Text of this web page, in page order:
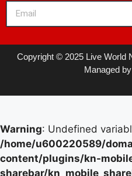
Copyright © 2025 Live World
Managed
Warning: Undefined
/home/u600220589/
content/plugins/kn-
sharebar/